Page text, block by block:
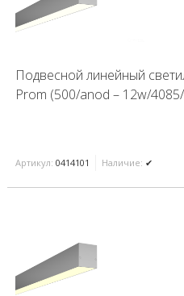
Подвесной линейный
Prom (500/anod – 12w/
Артикул: 0414101 Наличие: ✔